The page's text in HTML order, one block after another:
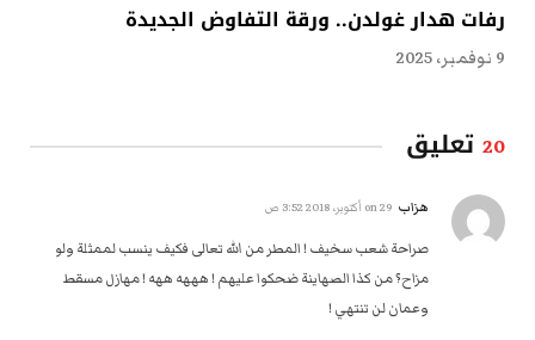
رفات هدار غولدن.. ورقة التفاوض الجديدة
9 نوفمبر، 2025
20 تعليق
هزاب 29 أكتوبر، 2018 3:52 ص
صراحة شعب سخيف ! المطر من الله تعالى فكيف ينسب لممثلة ولو
مزاح؟ من كذا الصهاينة ضحكوا عليهم ! هههه ههه ! مهازل مسقط
وعمان لن تنتهي !